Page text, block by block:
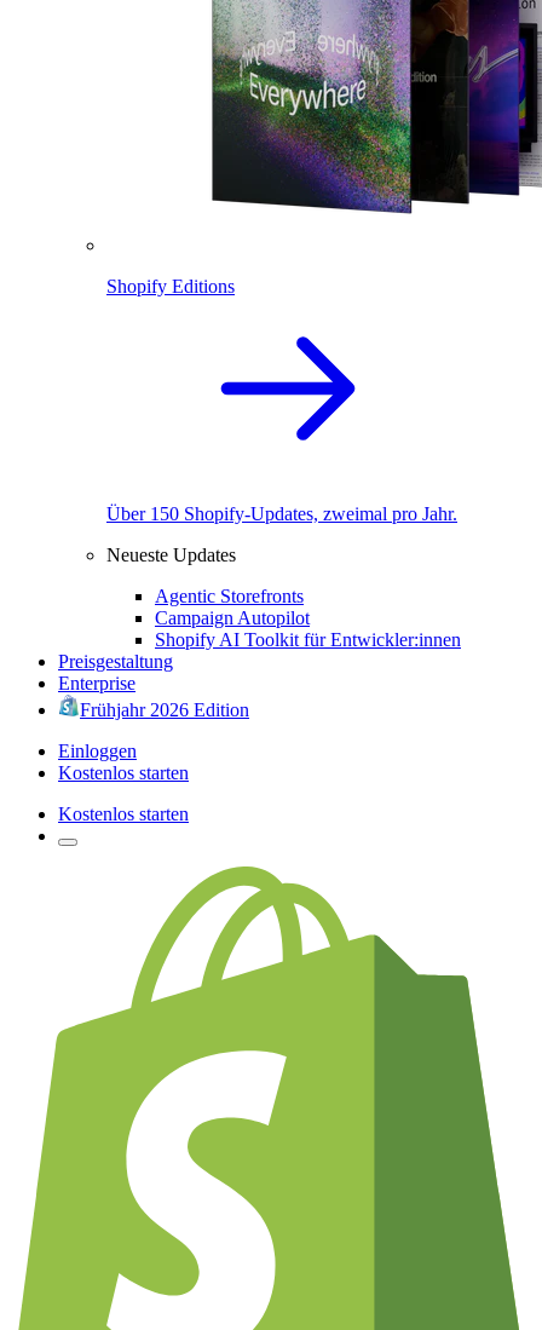
Shopify Editions
Über 150 Shopify-Updates, zweimal pro Jahr.
Neueste Updates
Agentic Storefronts
Campaign Autopilot
Shopify AI Toolkit für Entwickler:innen
Preisgestaltung
Enterprise
Frühjahr 2026 Edition
Einloggen
Kostenlos starten
Kostenlos starten